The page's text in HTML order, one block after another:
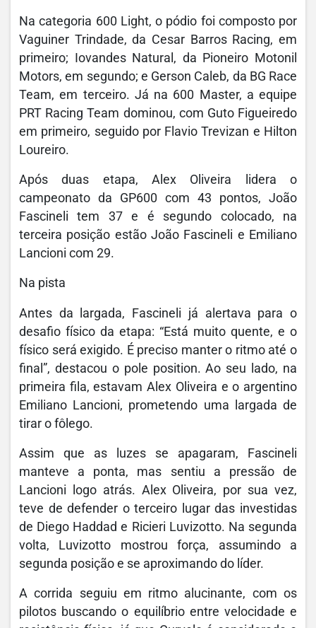
Na categoria 600 Light, o pódio foi composto por
Vaguiner Trindade, da Cesar Barros Racing, em
primeiro; Iovandes Natural, da Pioneiro Motonil
Motors, em segundo; e Gerson Caleb, da BG Race
Team, em terceiro. Já na 600 Master, a equipe
PRT Racing Team dominou, com Guto Figueiredo
em primeiro, seguido por Flavio Trevizan e Hilton
Loureiro.
Após duas etapa, Alex Oliveira lidera o
campeonato da GP600 com 43 pontos, João
Fascineli tem 37 e é segundo colocado, na
terceira posição estão João Fascineli e Emiliano
Lancioni com 29.
Na pista
Antes da largada, Fascineli já alertava para o
desafio físico da etapa: “Está muito quente, e o
físico será exigido. É preciso manter o ritmo até o
final”, destacou o pole position. Ao seu lado, na
primeira fila, estavam Alex Oliveira e o argentino
Emiliano Lancioni, prometendo uma largada de
tirar o fôlego.
Assim que as luzes se apagaram, Fascineli
manteve a ponta, mas sentiu a pressão de
Lancioni logo atrás. Alex Oliveira, por sua vez,
teve de defender o terceiro lugar das investidas
de Diego Haddad e Ricieri Luvizotto. Na segunda
volta, Luvizotto mostrou força, assumindo a
segunda posição e se aproximando do líder.
A corrida seguiu em ritmo alucinante, com os
pilotos buscando o equilíbrio entre velocidade e